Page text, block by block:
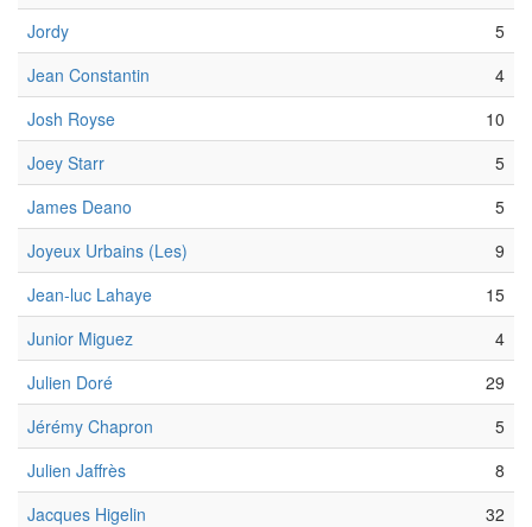
Jordy
5
Jean Constantin
4
Josh Royse
10
Joey Starr
5
James Deano
5
Joyeux Urbains (Les)
9
Jean-luc Lahaye
15
Junior Miguez
4
Julien Doré
29
Jérémy Chapron
5
Julien Jaffrès
8
Jacques Higelin
32